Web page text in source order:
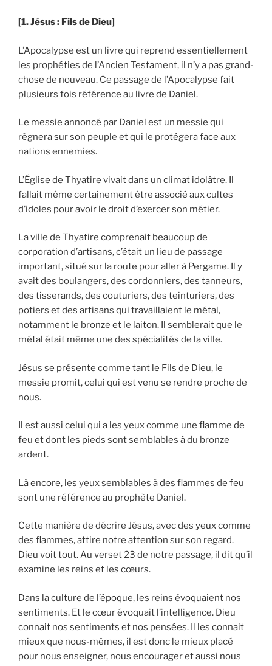
[1. Jésus : Fils de Dieu]
L’Apocalypse est un livre qui reprend essentiellement
les prophéties de l’Ancien Testament, il n’y a pas grand-
chose de nouveau. Ce passage de l’Apocalypse fait
plusieurs fois référence au livre de Daniel.
Le messie annoncé par Daniel est un messie qui
règnera sur son peuple et qui le protégera face aux
nations ennemies.
L’Église de Thyatire vivait dans un climat idolâtre. Il
fallait même certainement être associé aux cultes
d’idoles pour avoir le droit d’exercer son métier.
La ville de Thyatire comprenait beaucoup de
corporation d’artisans, c’était un lieu de passage
important, situé sur la route pour aller à Pergame. Il y
avait des boulangers, des cordonniers, des tanneurs,
des tisserands, des couturiers, des teinturiers, des
potiers et des artisans qui travaillaient le métal,
notamment le bronze et le laiton. Il semblerait que le
métal était même une des spécialités de la ville.
Jésus se présente comme tant le Fils de Dieu, le
messie promit, celui qui est venu se rendre proche de
nous.
Il est aussi celui qui a les yeux comme une flamme de
feu et dont les pieds sont semblables à du bronze
ardent.
Là encore, les yeux semblables à des flammes de feu
sont une référence au prophète Daniel.
Cette manière de décrire Jésus, avec des yeux comme
des flammes, attire notre attention sur son regard.
Dieu voit tout. Au verset 23 de notre passage, il dit qu’il
examine les reins et les cœurs.
Dans la culture de l’époque, les reins évoquaient nos
sentiments. Et le cœur évoquait l’intelligence. Dieu
connait nos sentiments et nos pensées. Il les connait
mieux que nous-mêmes, il est donc le mieux placé
pour nous enseigner, nous encourager et aussi nous